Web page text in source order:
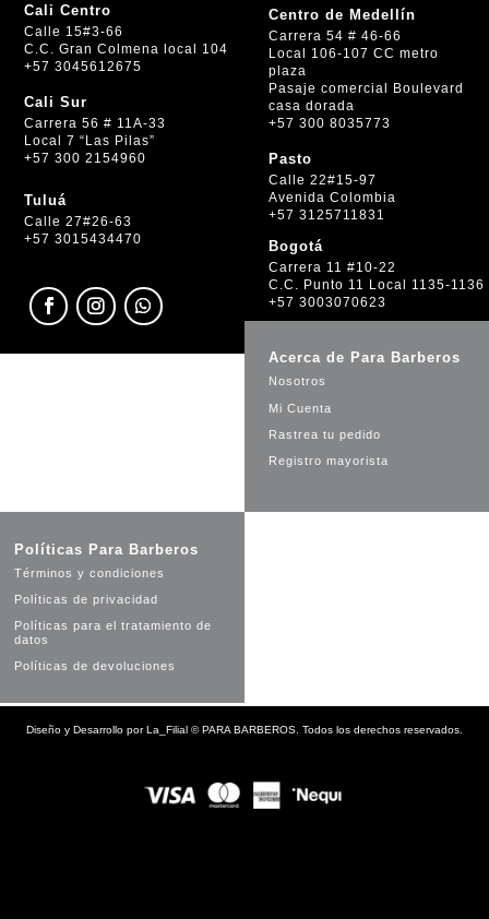
Cali Centro
Calle 15#3-66
C.C. Gran Colmena local 104
+57 3045612675
Cali Sur
Carrera 56 # 11A-33
Local 7 “Las Pilas”
+57 300 2154960
Tuluá
Calle 27#26-63
+57 3015434470
Centro de Medellín
Carrera 54 # 46-66
Local 106-107 CC metro
plaza
Pasaje comercial Boulevard
casa dorada
+57 300 8035773
Pasto
Calle 22#15-97
Avenida Colombia
+57 3125711831
Bogotá
Carrera 11 #10-22
C.C. Punto 11 Local 1135-1136
+57 3003070623
Acerca de Para Barberos
Nosotros
Mi Cuenta
Rastrea tu pedido
Registro mayorista
Políticas Para Barberos
Términos y condiciones
Políticas de privacidad
Políticas para el tratamiento de
datos
Políticas de devoluciones
Diseño y Desarrollo porLa_Filial ©PARA BARBEROS. Todos los derechos reservados.